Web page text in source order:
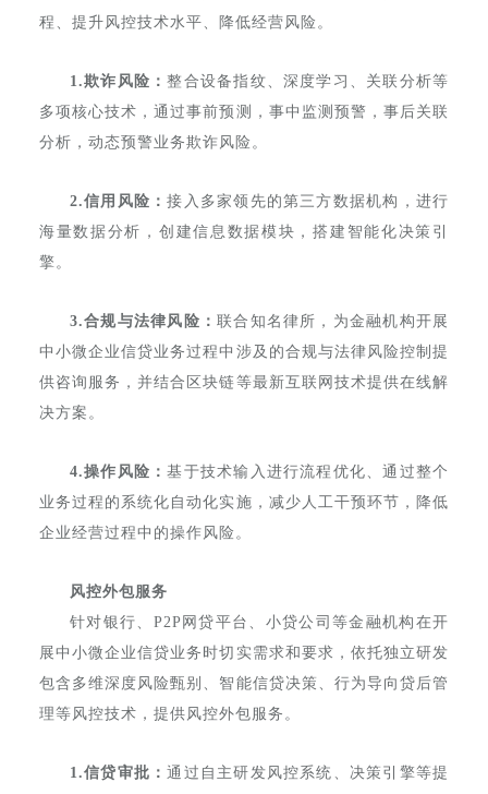
程、提升风控技术水平、降低经营风险。
1.欺诈风险：整合设备指纹、深度学习、关联分析等
多项核心技术，通过事前预测，事中监测预警，事后关联
分析，动态预警业务欺诈风险。
2.信用风险：接入多家领先的第三方数据机构，进行
海量数据分析，创建信息数据模块，搭建智能化决策引
擎。
3.合规与法律风险：联合知名律所，为金融机构开展
中小微企业信贷业务过程中涉及的合规与法律风险控制提
供咨询服务，并结合区块链等最新互联网技术提供在线解
决方案。
4.操作风险：基于技术输入进行流程优化、通过整个
业务过程的系统化自动化实施，减少人工干预环节，降低
企业经营过程中的操作风险。
风控外包服务
针对银行、P2P网贷平台、小贷公司等金融机构在开
展中小微企业信贷业务时切实需求和要求，依托独立研发
包含多维深度风险甄别、智能信贷决策、行为导向贷后管
理等风控技术，提供风控外包服务。
1.信贷审批：通过自主研发风控系统、决策引擎等提